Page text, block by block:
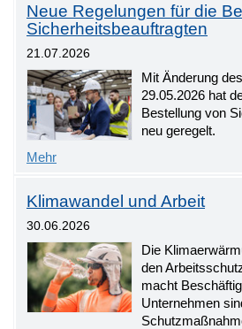
Neue Regelungen für die
Sicherheitsbeauftragten
21.07.2026
Mit Änderung
29.05.2026 hat
Bestellung von
neu geregelt.
Mehr
Klimawandel und Arbeit
30.06.2026
Die
den
macht
Unternehmen